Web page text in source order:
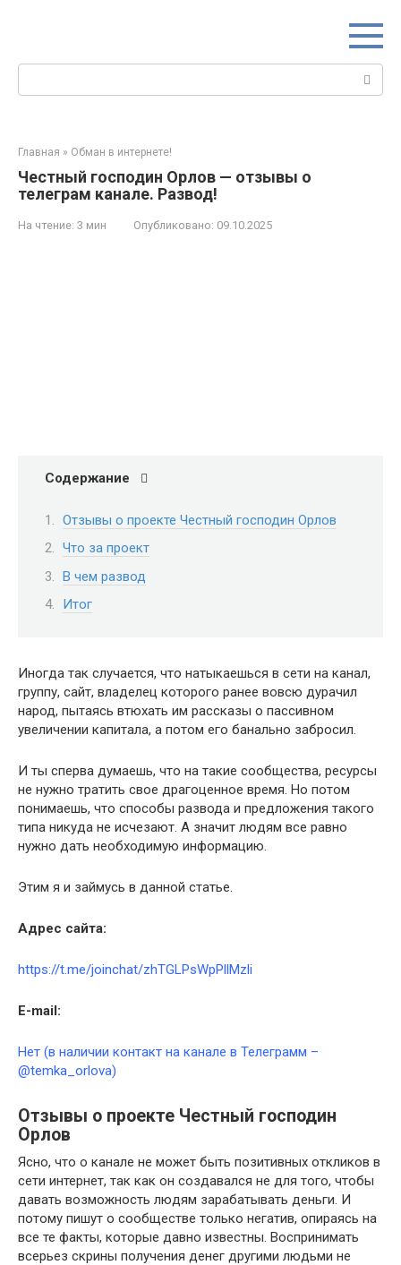
Поиск:
Главная » Обман в интернете!
Честный господин Орлов — отзывы о
телеграм канале. Развод!
На чтение: 3 мин Опубликовано: 09.10.2025
Содержание
Отзывы о проекте Честный господин Орлов
Что за проект
В чем развод
Итог
Иногда так случается, что натыкаешься в сети на канал,
группу, сайт, владелец которого ранее вовсю дурачил
народ, пытаясь втюхать им рассказы о пассивном
увеличении капитала, а потом его банально забросил.
И ты сперва думаешь, что на такие сообщества, ресурсы
не нужно тратить свое драгоценное время. Но потом
понимаешь, что способы развода и предложения такого
типа никуда не исчезают. А значит людям все равно
нужно дать необходимую информацию.
Этим я и займусь в данной статье.
Адрес сайта:
https://t.me/joinchat/zhTGLPsWpPllMzli
E-mail:
Нет (в наличии контакт на канале в Телеграмм –
@temka_orlova)
Отзывы о проекте Честный господин
Орлов
Ясно, что о канале не может быть позитивных откликов в
сети интернет, так как он создавался не для того, чтобы
давать возможность людям зарабатывать деньги. И
потому пишут о сообществе только негатив, опираясь на
все те факты, которые давно известны. Воспринимать
всерьез скрины получения денег другими людьми не